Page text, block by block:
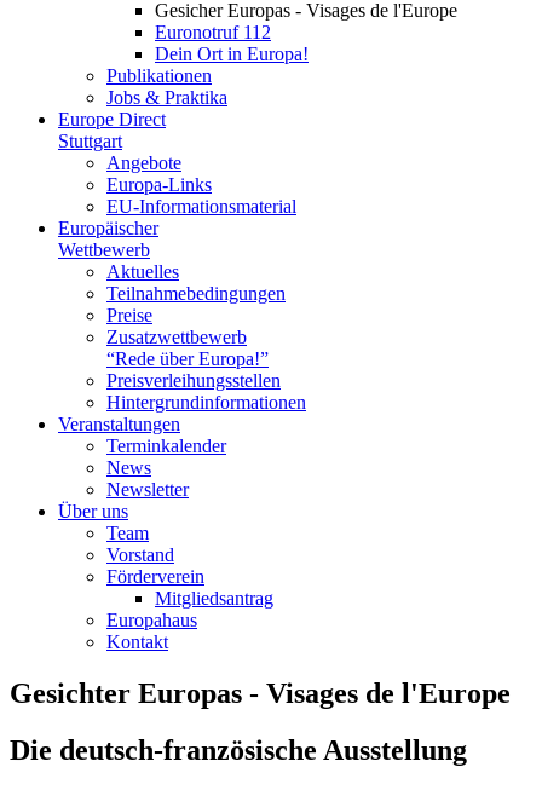
Gesicher Europas - Visages de l'Europe
Euronotruf 112
Dein Ort in Europa!
Publikationen
Jobs & Praktika
Europe Direct
Stuttgart
Angebote
Europa-Links
EU-Informationsmaterial
Europäischer
Wettbewerb
Aktuelles
Teilnahme­bedingungen
Preise
Zusatzwettbewerb
“Rede über Europa!”
Preisverleihungsstellen
Hintergrundinformationen
Veranstaltungen
Terminkalender
News
Newsletter
Über uns
Team
Vorstand
Förderverein
Mitgliedsantrag
Europahaus
Kontakt
Gesichter Europas - Visages de l'Europe
Die deutsch-französische Ausstellung